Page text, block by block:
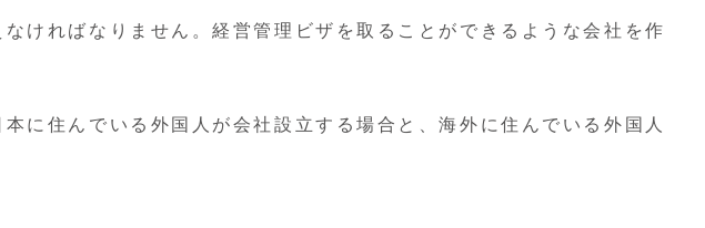
ければなりません。経営管理ビザを取ることができるような会社を作
に住んでいる外国人が会社設立する場合と、海外に住んでいる外国人